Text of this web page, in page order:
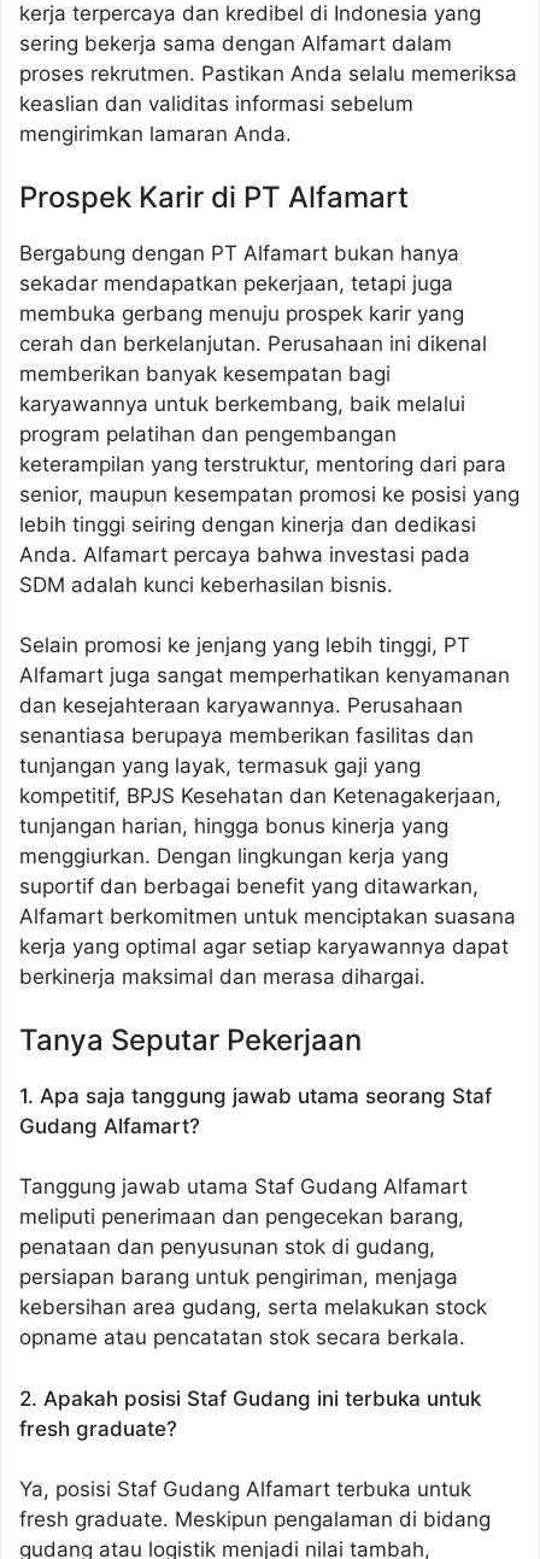
kerja terpercaya dan kredibel di Indonesia yang
sering bekerja sama dengan Alfamart dalam
proses rekrutmen. Pastikan Anda selalu memeriksa
keaslian dan validitas informasi sebelum
mengirimkan lamaran Anda.
Prospek Karir di PT Alfamart
Bergabung dengan PT Alfamart bukan hanya
sekadar mendapatkan pekerjaan, tetapi juga
membuka gerbang menuju prospek karir yang
cerah dan berkelanjutan. Perusahaan ini dikenal
memberikan banyak kesempatan bagi
karyawannya untuk berkembang, baik melalui
program pelatihan dan pengembangan
keterampilan yang terstruktur, mentoring dari para
senior, maupun kesempatan promosi ke posisi yang
lebih tinggi seiring dengan kinerja dan dedikasi
Anda. Alfamart percaya bahwa investasi pada
SDM adalah kunci keberhasilan bisnis.
Selain promosi ke jenjang yang lebih tinggi, PT
Alfamart juga sangat memperhatikan kenyamanan
dan kesejahteraan karyawannya. Perusahaan
senantiasa berupaya memberikan fasilitas dan
tunjangan yang layak, termasuk gaji yang
kompetitif, BPJS Kesehatan dan Ketenagakerjaan,
tunjangan harian, hingga bonus kinerja yang
menggiurkan. Dengan lingkungan kerja yang
suportif dan berbagai benefit yang ditawarkan,
Alfamart berkomitmen untuk menciptakan suasana
kerja yang optimal agar setiap karyawannya dapat
berkinerja maksimal dan merasa dihargai.
Tanya Seputar Pekerjaan
1. Apa saja tanggung jawab utama seorang Staf
Gudang Alfamart?
Tanggung jawab utama Staf Gudang Alfamart
meliputi penerimaan dan pengecekan barang,
penataan dan penyusunan stok di gudang,
persiapan barang untuk pengiriman, menjaga
kebersihan area gudang, serta melakukan stock
opname atau pencatatan stok secara berkala.
2. Apakah posisi Staf Gudang ini terbuka untuk
fresh graduate?
Ya, posisi Staf Gudang Alfamart terbuka untuk
fresh graduate. Meskipun pengalaman di bidang
gudang atau logistik menjadi nilai tambah,